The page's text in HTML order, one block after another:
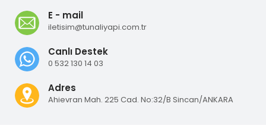
E - mail
iletisim@tunaliyapi.com.tr
Canlı Destek
0 532 130 14 03
Adres
Ahievran Mah. 225 Cad. No:32/B Sincan/ANKARA